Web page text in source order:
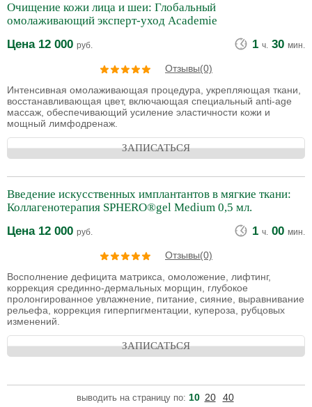
Очищение кожи лица и шеи: Глобальный
омолаживающий эксперт-уход Academie
Цена12 000 руб. 1 ч. 30 мин.
Отзывы(0)
Интенсивная омолаживающая процедура, укрепляющая ткани,
восстанавливающая цвет, включающая специальный anti-age
массаж, обеспечивающий усиление эластичности кожи и
мощный лимфодренаж.
ЗАПИСАТЬСЯ
Введение искусственных имплантантов в мягкие ткани:
Коллагенотерапия SPHERO®gel Medium 0,5 мл.
Цена12 000 руб. 1 ч. 00 мин.
Отзывы(0)
Восполнение дефицита матрикса, омоложение, лифтинг,
коррекция срединно-дермальных морщин, глубокое
пролонгированное увлажнение, питание, сияние, выравнивание
рельефа, коррекция гиперпигментации, купероза, рубцовых
изменений.
ЗАПИСАТЬСЯ
выводить на страницу по: 10 20 40